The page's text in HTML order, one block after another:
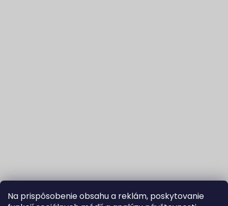
Na prispôsobenie obsahu a reklám, poskytovanie